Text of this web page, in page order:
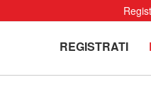
REGISTRATI